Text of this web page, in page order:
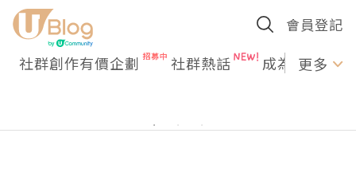
會員登記
社群創作有價企劃 社群熱話 成為U更多